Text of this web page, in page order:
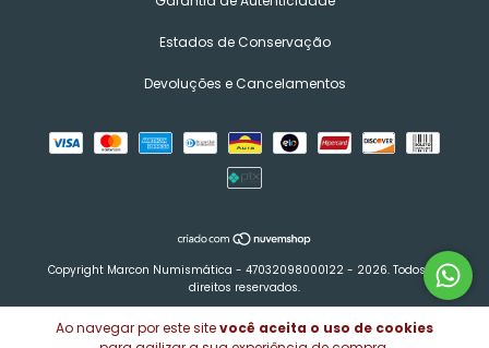
Ao navegar por este sitevocê aceita o uso de cookies
Estados de Conservação
Devoluções e Cancelamentos
Copyright Marcon Numismática - 47032098000122 - 2026. Todos os
direitos reservados.